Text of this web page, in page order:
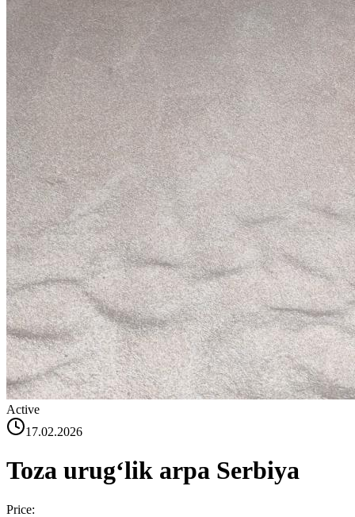
Active
17.02.2026
Toza urugʻlik arpa Serbiya
Price: